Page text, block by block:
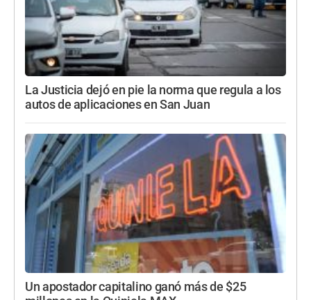
La Justicia dejó en pie la norma que regula a los
autos de aplicaciones en San Juan
Un apostador capitalino ganó más de $25